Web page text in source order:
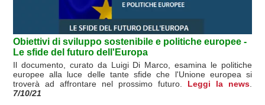
Obiettivi di sviluppo sostenibile e politiche europee -
Le sfide del futuro dell'Europa
Il documento, curato da Luigi Di Marco, esamina le politiche
europee alla luce delle tante sfide che l'Unione europea si
troverà ad affrontare nel prossimo futuro. Leggi la news
7/10/21